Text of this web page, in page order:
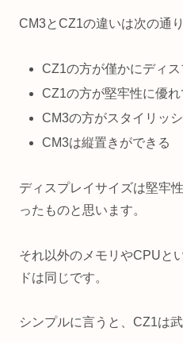
CM3とCZ1の違いは次の通り
CZ1の方が僅かにディ
CZ1の方が堅牢性に優れ
CM3の方がスタイリッシ
CM3は縦置きができる
ディスプレイサイズは堅牢
ったものと思います。
それ以外のメモリやCPUと
ドは同じです。
シンプルに言うと、CZ1は